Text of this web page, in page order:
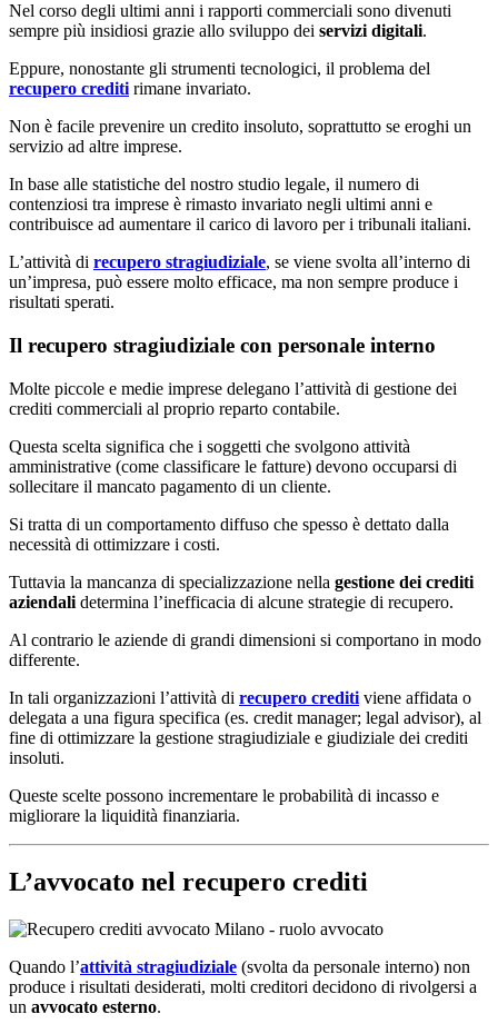
Nel corso degli ultimi anni i rapporti commerciali sono divenuti
sempre più insidiosi grazie allo sviluppo dei servizi digitali.
Eppure, nonostante gli strumenti tecnologici, il problema del
recupero crediti rimane invariato.
Non è facile prevenire un credito insoluto, soprattutto se eroghi un
servizio ad altre imprese.
In base alle statistiche del nostro studio legale, il numero di
contenziosi tra imprese è rimasto invariato negli ultimi anni e
contribuisce ad aumentare il carico di lavoro per i tribunali italiani.
L’attività di recupero stragiudiziale, se viene svolta all’interno di
un’impresa, può essere molto efficace, ma non sempre produce i
risultati sperati.
Il recupero stragiudiziale con personale interno
Molte piccole e medie imprese delegano l’attività di gestione dei
crediti commerciali al proprio reparto contabile.
Questa scelta significa che i soggetti che svolgono attività
amministrative (come classificare le fatture) devono occuparsi di
sollecitare il mancato pagamento di un cliente.
Si tratta di un comportamento diffuso che spesso è dettato dalla
necessità di ottimizzare i costi.
Tuttavia la mancanza di specializzazione nella gestione dei crediti
aziendali determina l’inefficacia di alcune strategie di recupero.
Al contrario le aziende di grandi dimensioni si comportano in modo
differente.
In tali organizzazioni l’attività di recupero crediti viene affidata o
delegata a una figura specifica (es. credit manager; legal advisor), al
fine di ottimizzare la gestione stragiudiziale e giudiziale dei crediti
insoluti.
Queste scelte possono incrementare le probabilità di incasso e
migliorare la liquidità finanziaria.
L’avvocato nel recupero crediti
Quando l’attività stragiudiziale (svolta da personale interno) non
produce i risultati desiderati, molti creditori decidono di rivolgersi a
un avvocato esterno.